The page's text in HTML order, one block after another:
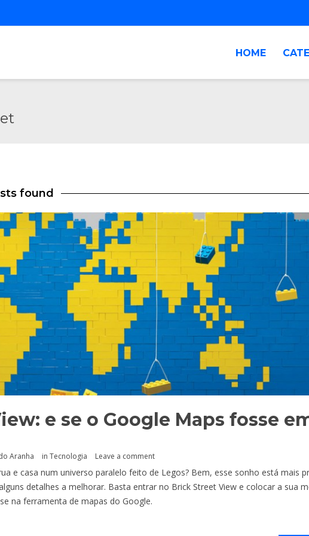
HOME
found
e se o Google Maps fosse
Aranha in Tecnologia Leave a comment
e casa num universo paralelo feito de Legos? Bem, esse sonho está mais
detalhes a melhorar. Basta entrar no Brick Street View e colocar a sua
na ferramenta de mapas do Google.